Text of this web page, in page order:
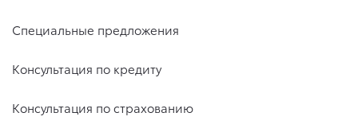
Специальные предложения
Консультация по кредиту
Консультация по страхованию